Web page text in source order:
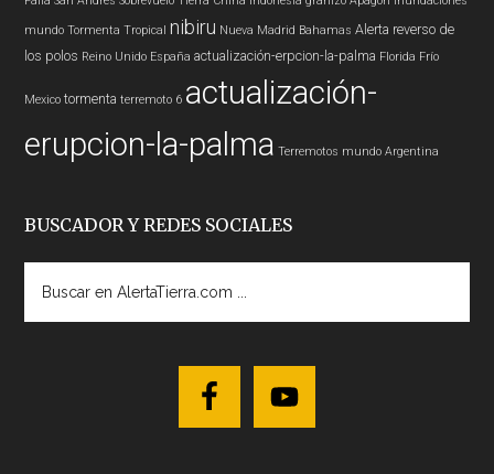
mundo Tormenta Tropical nibiru Nueva Madrid Bahamas Alerta reverso de
los polos Reino Unido España actualización-erpcion-la-palma Florida Frío
Mexico tormenta terremoto 6 actualización-
erupcion-la-palma Terremotos mundo Argentina
BUSCADOR Y REDES SOCIALES
AlertaTierra.com